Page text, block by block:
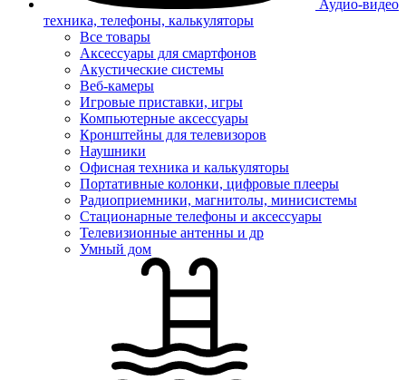
Аудио-видео
техника, телефоны, калькуляторы
Все товары
Аксессуары для смартфонов
Акустические системы
Веб-камеры
Игровые приставки, игры
Компьютерные аксессуары
Кронштейны для телевизоров
Наушники
Офисная техника и калькуляторы
Портативные колонки, цифровые плееры
Радиоприемники, магнитолы, минисистемы
Стационарные телефоны и аксессуары
Телевизионные антенны и др
Умный дом